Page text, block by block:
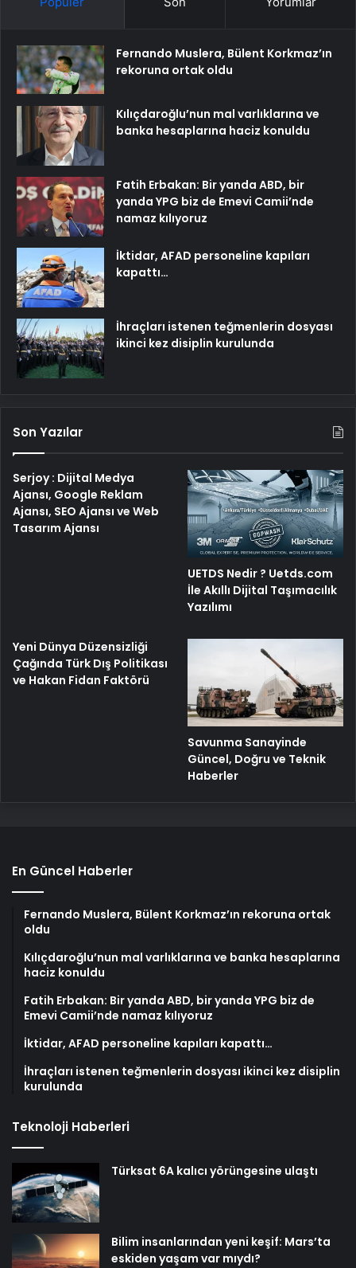
Fernando Muslera, Bülent Korkmaz’ın
rekoruna ortak oldu
Kılıçdaroğlu’nun mal varlıklarına ve
banka hesaplarına haciz konuldu
Fatih Erbakan: Bir yanda ABD, bir
yanda YPG biz de Emevi Camii’nde
namaz kılıyoruz
İktidar, AFAD personeline kapıları
kapattı…
İhraçları istenen teğmenlerin dosyası
ikinci kez disiplin kurulunda
Son Yazılar
Serjoy : Dijital Medya
Ajansı, Google Reklam
Ajansı, SEO Ajansı ve Web
Tasarım Ajansı
UETDS Nedir ? Uetds.com
İle Akıllı Dijital Taşımacılık
Yazılımı
Yeni Dünya Düzensizliği
Çağında Türk Dış Politikası
ve Hakan Fidan Faktörü
Savunma Sanayinde
Güncel, Doğru ve Teknik
Haberler
En Güncel Haberler
Fernando Muslera, Bülent Korkmaz’ın rekoruna ortak
oldu
Kılıçdaroğlu’nun mal varlıklarına ve banka hesaplarına
haciz konuldu
Fatih Erbakan: Bir yanda ABD, bir yanda YPG biz de
Emevi Camii’nde namaz kılıyoruz
İktidar, AFAD personeline kapıları kapattı…
İhraçları istenen teğmenlerin dosyası ikinci kez disiplin
kurulunda
Teknoloji Haberleri
Türksat 6A kalıcı yörüngesine ulaştı
Bilim insanlarından yeni keşif: Mars’ta
eskiden yaşam var mıydı?